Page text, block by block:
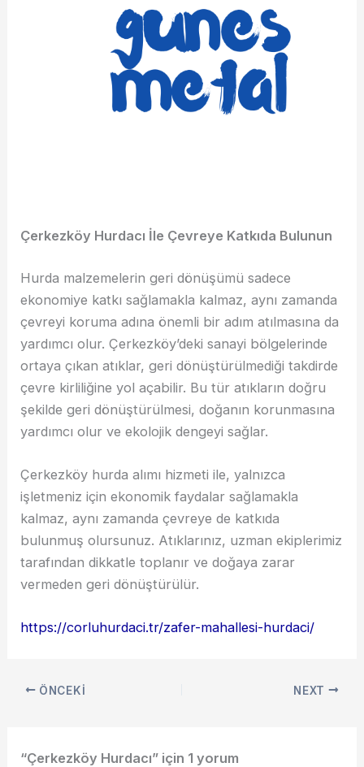
Çerkezköy Hurdacı İle Çevreye Katkıda Bulunun
Hurda malzemelerin geri dönüşümü sadece
ekonomiye katkı sağlamakla kalmaz, aynı zamanda
çevreyi koruma adına önemli bir adım atılmasına da
yardımcı olur. Çerkezköy’deki sanayi bölgelerinde
ortaya çıkan atıklar, geri dönüştürülmediği takdirde
çevre kirliliğine yol açabilir. Bu tür atıkların doğru
şekilde geri dönüştürülmesi, doğanın korunmasına
yardımcı olur ve ekolojik dengeyi sağlar.
Çerkezköy hurda alımı hizmeti ile, yalnızca
işletmeniz için ekonomik faydalar sağlamakla
kalmaz, aynı zamanda çevreye de katkıda
bulunmuş olursunuz. Atıklarınız, uzman ekiplerimiz
tarafından dikkatle toplanır ve doğaya zarar
vermeden geri dönüştürülür.
https://corluhurdaci.tr/zafer-mahallesi-hurdaci/
ÖNCEKI NEXT
“Çerkezköy Hurdacı” için 1 yorum